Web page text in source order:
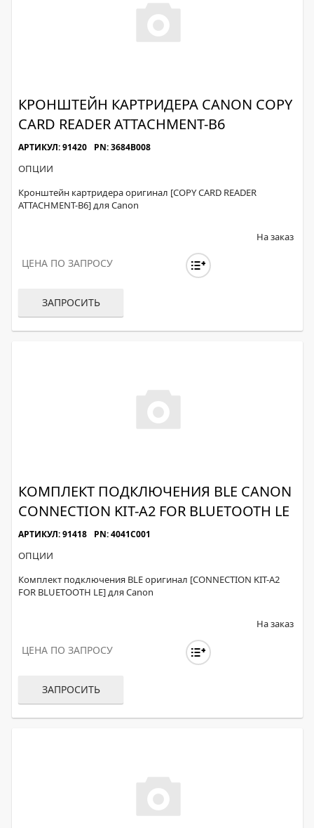
КРОНШТЕЙН КАРТРИДЕРА CANON COPY
CARD READER ATTACHMENT-B6
АРТИКУЛ: 91420 PN: 3684B008
ОПЦИИ
Кронштейн картридера оригинал [COPY CARD READER
ATTACHMENT-B6] для Canon
На заказ
ЦЕНА ПО ЗАПРОСУ
ЗАПРОСИТЬ
КОМПЛЕКТ ПОДКЛЮЧЕНИЯ BLE CANON
CONNECTION KIT-A2 FOR BLUETOOTH LE
АРТИКУЛ: 91418 PN: 4041C001
ОПЦИИ
Комплект подключения BLE оригинал [CONNECTION KIT-A2
FOR BLUETOOTH LE] для Canon
На заказ
ЦЕНА ПО ЗАПРОСУ
ЗАПРОСИТЬ